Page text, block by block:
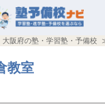
大阪府の塾・学習塾・予備校
教室